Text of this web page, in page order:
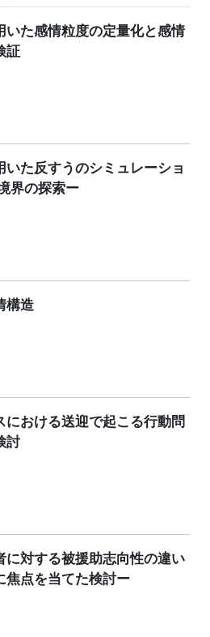
いた感情粒度の定量化と感情
証
た反すうのシミュレーショ
界の探索ー
構造
における送迎で起こる行動問
討
に対する被援助志向性の違い
焦点を当てた検討ー